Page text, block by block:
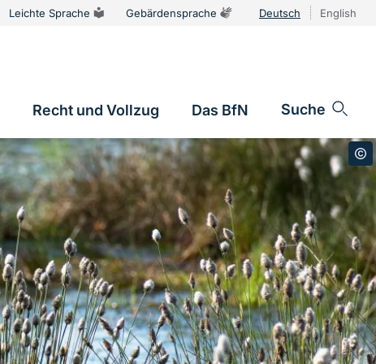
Leichte Sprache Gebärdensprache Deutsch English
Recht und Vollzug Das BfN Suche